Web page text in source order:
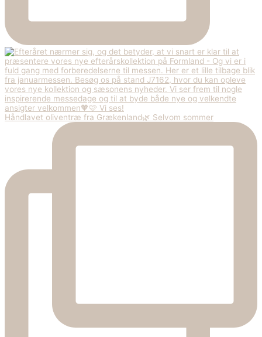
Håndlavet oliventræ fra Grækenland🌿 Selvom sommer